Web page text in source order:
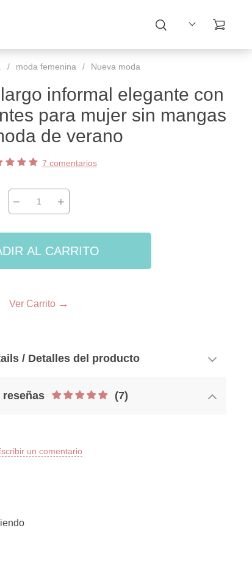
/ moda femenina / Nueva moda
informal elegante con
para mujer sin mangas
de verano
7 comentarios
− +
AL CARRITO
Ver Carrito →
/ Detalles del producto
reseñas (7)
un comentario